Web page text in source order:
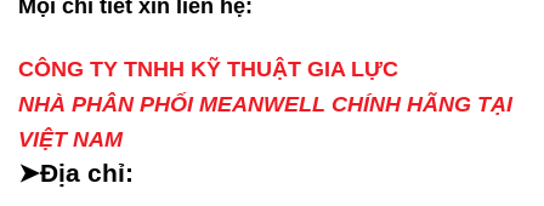
Mọi chi tiết xin liên hệ:
CÔNG TY TNHH KỸ THUẬT GIA LỰC
NHÀ PHÂN PHỐI MEANWELL CHÍNH HÃNG TẠI
VIỆT NAM
➤Địa chỉ: